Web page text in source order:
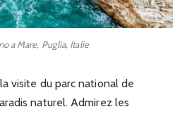
a Mare, Puglia, Italie
visite du parc national de
naturel. Admirez les